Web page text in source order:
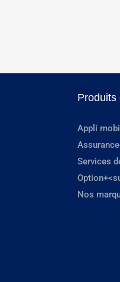
Produits
Appli
Services
Nos